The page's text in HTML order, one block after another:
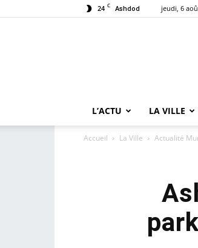
24 C Ashdod jeudi, 6
L’ACTU LA VILLE
Accueil La Ville Actualité